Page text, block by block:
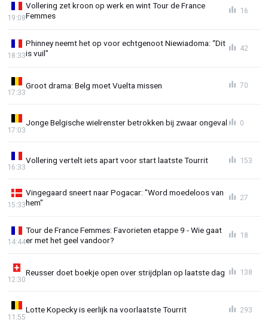
Vollering zet kroon op werk en wint Tour de France
Femmes
19:08
16
Phinney neemt het op voor echtgenoot Niewiadoma: “Dit
is vuil"
18:33
42
Groot drama: Belg moet Vuelta missen
17:33
70
Jonge Belgische wielrenster betrokken bij zwaar ongeval
17:03
0
Vollering vertelt iets apart voor start laatste Tourrit
16:33
153
Vingegaard sneert naar Pogacar: "Word moedeloos van
hem"
15:33
27
Tour de France Femmes: Favorieten etappe 9 - Wie gaat
er met het geel vandoor?
14:44
18
Reusser doet boekje open over strijdplan op laatste dag
12:30
138
Lotte Kopecky is eerlijk na voorlaatste Tourrit
11:55
293